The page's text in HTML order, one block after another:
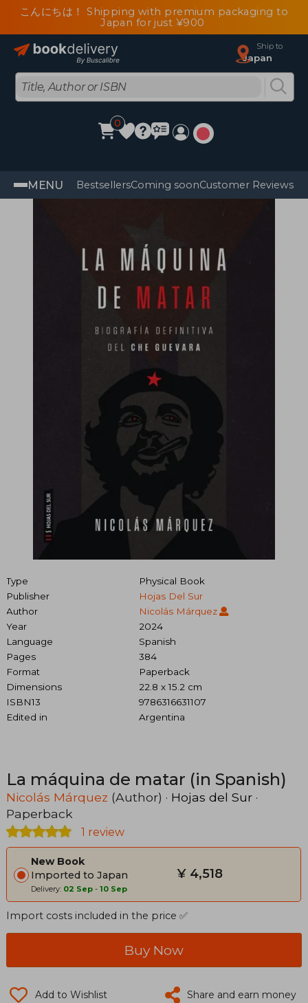
こんにちは！ Shipping with premium packaging to
Japan for just ¥900
Ship to
Japan
0
MENU BestsellersComing soonCustomer Reviews
Type
Physical Book
Publisher
Hojas Del Sur
Author
Nicolás Márquez
Year
2024
Language
Spanish
Pages
384
Format
Paperback
Dimensions
22.8 x 15.2 cm
ISBN13
9786316631107
Edited in
Argentina
La máquina de matar (in Spanish)
Nicolás Márquez (Author) · Hojas del Sur ·
Paperback
1 review
New Book
Imported to Japan
Delivery: 02 Sep - 10 Sep
¥ 4,518
Import costs included in the price ✅
Buy Now
Add to Wishlist Share and earn money